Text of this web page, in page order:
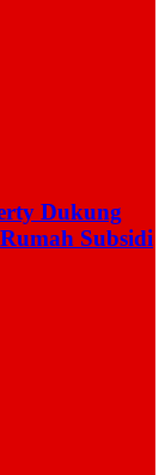
Dukung
Subsidi